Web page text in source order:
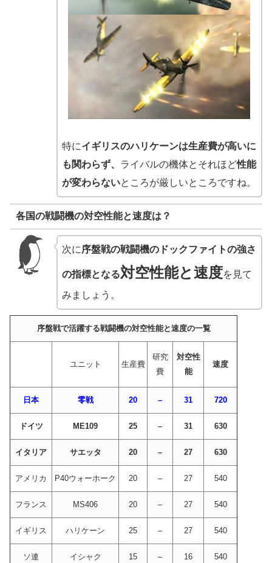
特にイギリスのハリケーンは生産費が高いに
も関わらず、 ライバルの機体とそれほど性能
が変わらないところが厳しいところですね。
各国の戦闘機の対空性能と速度は？
次に 序盤戦の戦闘機のドックファイトの強さ
の指標となる対空性能と速度を見て
みましょう。
序盤戦で活躍する戦闘機の対空性能と速度の一覧
ユニット 生産費
研究
費
対空性
能
速度
日本 零戦 20 – 31 720
ドイツ ME109 25 – 31 630
イタリア サエッタ 20 – 27 630
アメリカ P40ウォーホーク 20 – 27 540
フランス MS406 20 – 27 540
イギリス ハリケーン 25 – 27 540
ソ連 イシャク 15 – 16 540